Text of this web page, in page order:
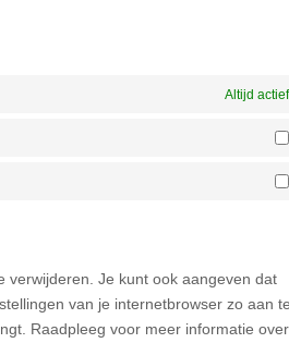
Altijd actief
verwijderen. Je kunt ook aangeven dat
van je internetbrowser zo aan te
Raadpleeg voor meer informatie